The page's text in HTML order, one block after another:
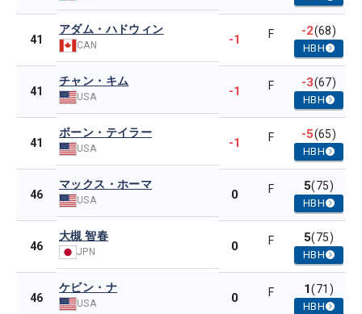
41
アダム・ハドウィン
CAN -1 F -2(68)
HBH
41
チャン・キム
USA -1 F -3(67)
HBH
41
ボーン・テイラー
USA -1 F -5(65)
HBH
46
マックス・ホーマ
USA 0 F 5(75)
HBH
46
大槻 智春
JPN 0 F 5(75)
HBH
46
ケビン・ナ
USA 0 F 1(71)
HBH